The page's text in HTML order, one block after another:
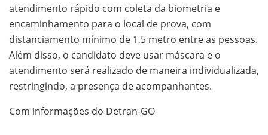
atendimento rápido com coleta da biometria e
encaminhamento para o local de prova, com
distanciamento mínimo de 1,5 metro entre as pessoas.
Além disso, o candidato deve usar máscara e o
atendimento será realizado de maneira individualizada,
restringindo, a presença de acompanhantes.
Com informações do Detran-GO